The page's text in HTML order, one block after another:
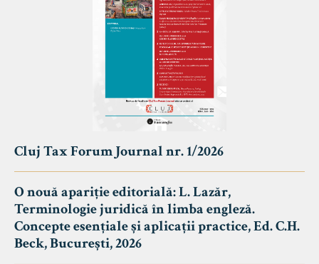
Cluj Tax Forum Journal nr. 1/2026
O nouă apariție editorială: L. Lazăr,
Terminologie juridică în limba engleză.
Concepte esențiale și aplicații practice, Ed. C.H.
Beck, București, 2026